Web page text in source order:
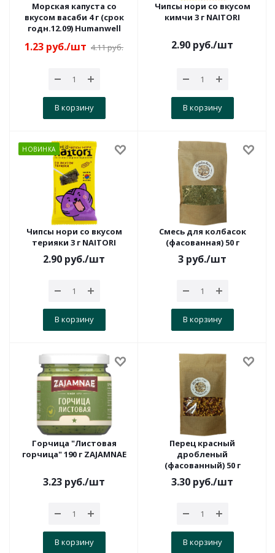
Морская капуста со
вкусом васаби 4 г (срок
годн.12.09) Humanwell
1.23 руб./шт 4.11руб.
В корзину
Чипсы нори со вкусом
кимчи 3 г NAITORI
2.90 руб./шт
В корзину
НОВИНКА
Чипсы нори со вкусом
терияки 3 г NAITORI
2.90 руб./шт
В корзину
Смесь для колбасок
(фасованная) 50 г
3 руб./шт
В корзину
Горчица "Листовая
горчица" 190 г ZAJAMNAE
3.23 руб./шт
В корзину
Перец красный
дробленый
(фасованный) 50 г
3.30 руб./шт
В корзину